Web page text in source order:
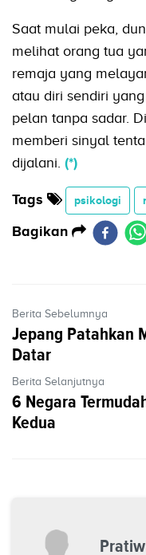
Saat mulai peka,
melihat orang tua
remaja yang
atau diri sendiri
pelan tanpa sadar.
memberi sinyal
dijalani. (*)
Tags psikologi
Bagikan
Berita Sebelumnya
Jepang Patahkan
Datar
Berita Selanjutnya
6 Negara
Kedua